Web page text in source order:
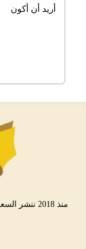
أريد أن أكون
منذ 2018 ننشر السعادة.